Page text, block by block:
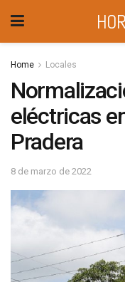
Home Locales
eléctricas
Pradera
8 de marzo de 2022